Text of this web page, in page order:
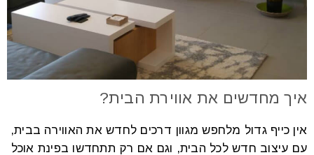
איך מחדשים את אווירת הבית?
אין כייף גדול מלחפש מגוון דרכים לחדש את האווירה בבית,
עם עיצוב חדש לכל הבית, וגם אם רק תתחדשו בפינת אוכל